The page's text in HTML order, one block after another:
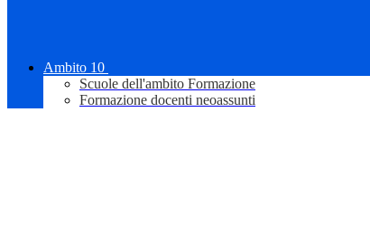
Ambito 10
Scuole dell'ambito Formazione
Formazione docenti neoassunti